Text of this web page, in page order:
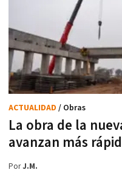
La obra de la
avanzan más
ACTUALIDAD / Obras
PorJ.M.